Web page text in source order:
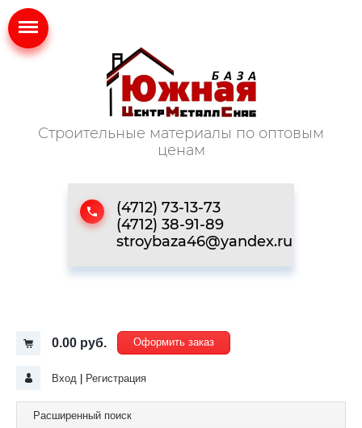
Строительные материалы по оптовым
ценам
(4712) 73-13-73
(4712) 38-91-89
stroybaza46@yandex.ru
0.00 руб. Оформить заказ
Вход Регистрация
Расширенный поиск